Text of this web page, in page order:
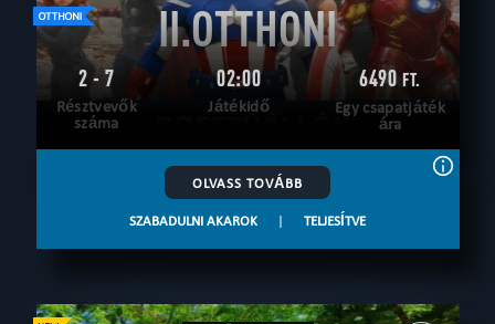
II.OTTHONI
2 - 7
Résztvevők
száma
02:00
Játékidő
6490FT.
Egy csapatjáték
ára
OLVASS TOVÁBB
SZABADULNI AKAROK | TELJESÍTVE